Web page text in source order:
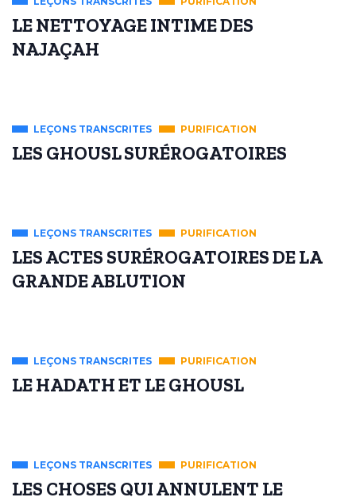
LE NETTOYAGE INTIME DES
NAJAÇAH
LEÇONS TRANSCRITES PURIFICATION
LES GHOUSL SURÉROGATOIRES
LEÇONS TRANSCRITES PURIFICATION
LES ACTES SURÉROGATOIRES DE LA
GRANDE ABLUTION
LEÇONS TRANSCRITES PURIFICATION
LE HADATH ET LE GHOUSL
LEÇONS TRANSCRITES PURIFICATION
LES CHOSES QUI ANNULENT LE